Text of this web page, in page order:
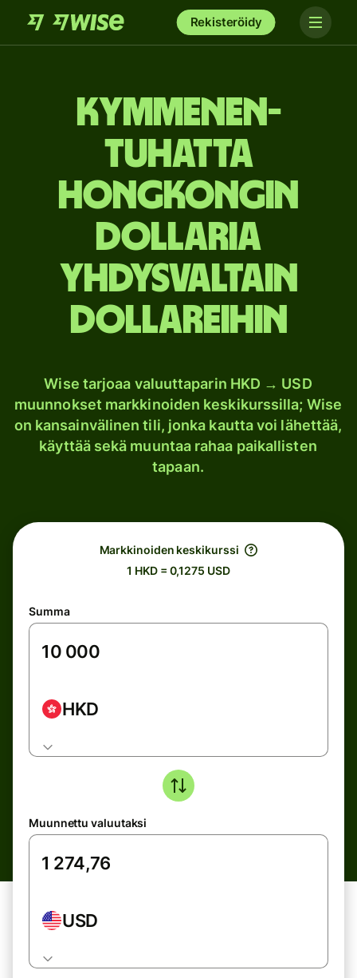
Rekisteröidy
kymmenen­
tuhatta
Hongkongin
dollaria
Yhdysvaltain
dollareihin
Wise tarjoaa valuuttaparin HKD → USD
muunnokset markkinoiden keskikurssilla; Wise
on kansainvälinen tili, jonka kautta voi lähettää,
käyttää sekä muuntaa rahaa paikallisten
tapaan.
Markkinoiden keskikurssi
1 HKD = 0,1275 USD
Summa
HKD
Muunnettu valuutaksi
USD